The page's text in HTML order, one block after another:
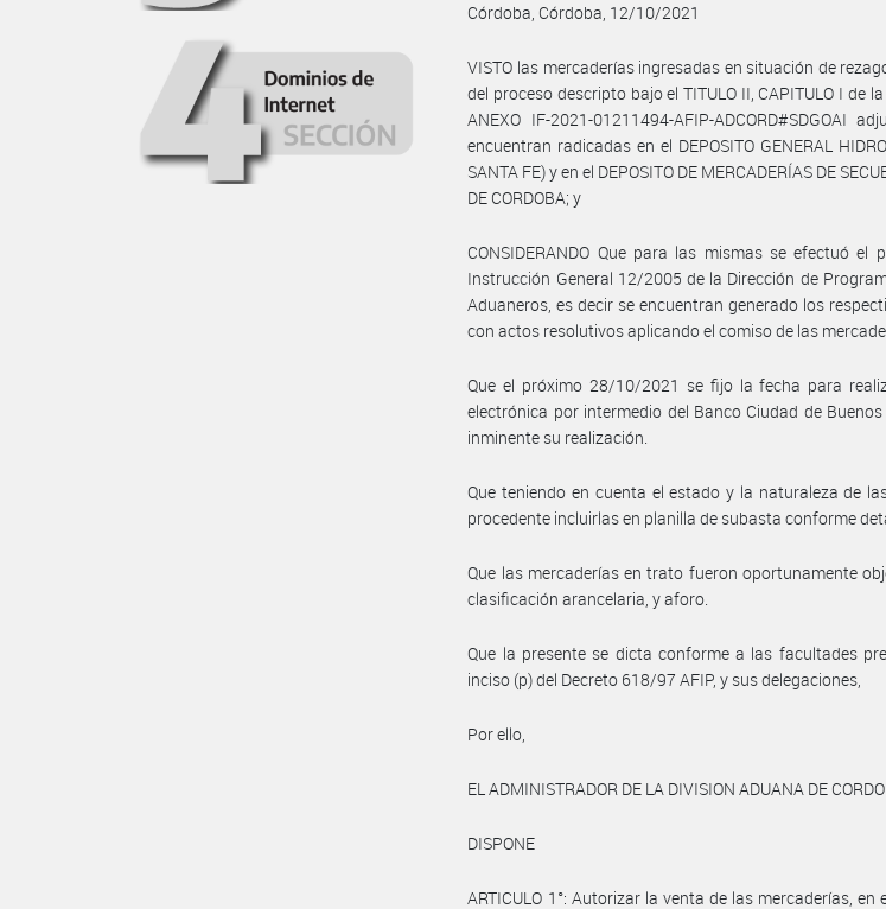
Córdoba, Córdoba, 12/10/2021
VISTO las mercaderías ingresadas en situación de
del proceso descripto bajo el TITULO II, CAPITULO I de
ANEXO IF-2021-01211494-AFIP-ADCORD#SDGOAI
encuentran radicadas en el DEPOSITO GENERAL
SANTA FE) y en el DEPOSITO DE MERCADERÍAS DE
DE CORDOBA; y
CONSIDERANDO Que para las mismas se efectuó el
Instrucción General 12/2005 de la Dirección de
Aduaneros, es decir se encuentran generado los
con actos resolutivos aplicando el comiso de las
Que el próximo 28/10/2021 se fijo la fecha para
electrónica por intermedio del Banco Ciudad de
inminente su realización.
Que teniendo en cuenta el estado y la naturaleza de
procedente incluirlas en planilla de subasta conforme
Que las mercaderías en trato fueron oportunamente
clasificación arancelaria, y aforo.
Que la presente se dicta conforme a las facultades
inciso (p) del Decreto 618/97 AFIP, y sus delegaciones,
Por ello,
EL ADMINISTRADOR DE LA DIVISION ADUANA DE
DISPONE
ARTICULO 1°: Autorizar la venta de las mercaderías,